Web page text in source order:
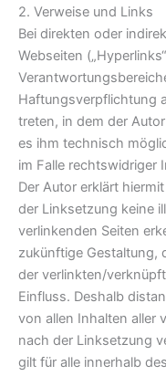
2. Verweise und Links
Bei direkten oder
Webseiten
Haftungsverpflichtung
treten, in dem der
es ihm technisch
im Falle rechtswidriger
Der Autor erklärt
der Linksetzung keine
verlinkenden Seiten
zukünftige Gestaltung,
der verlinkten/
Einfluss. Deshalb
von allen Inhalten aller
nach der Linksetzung
gilt für alle innerhalb